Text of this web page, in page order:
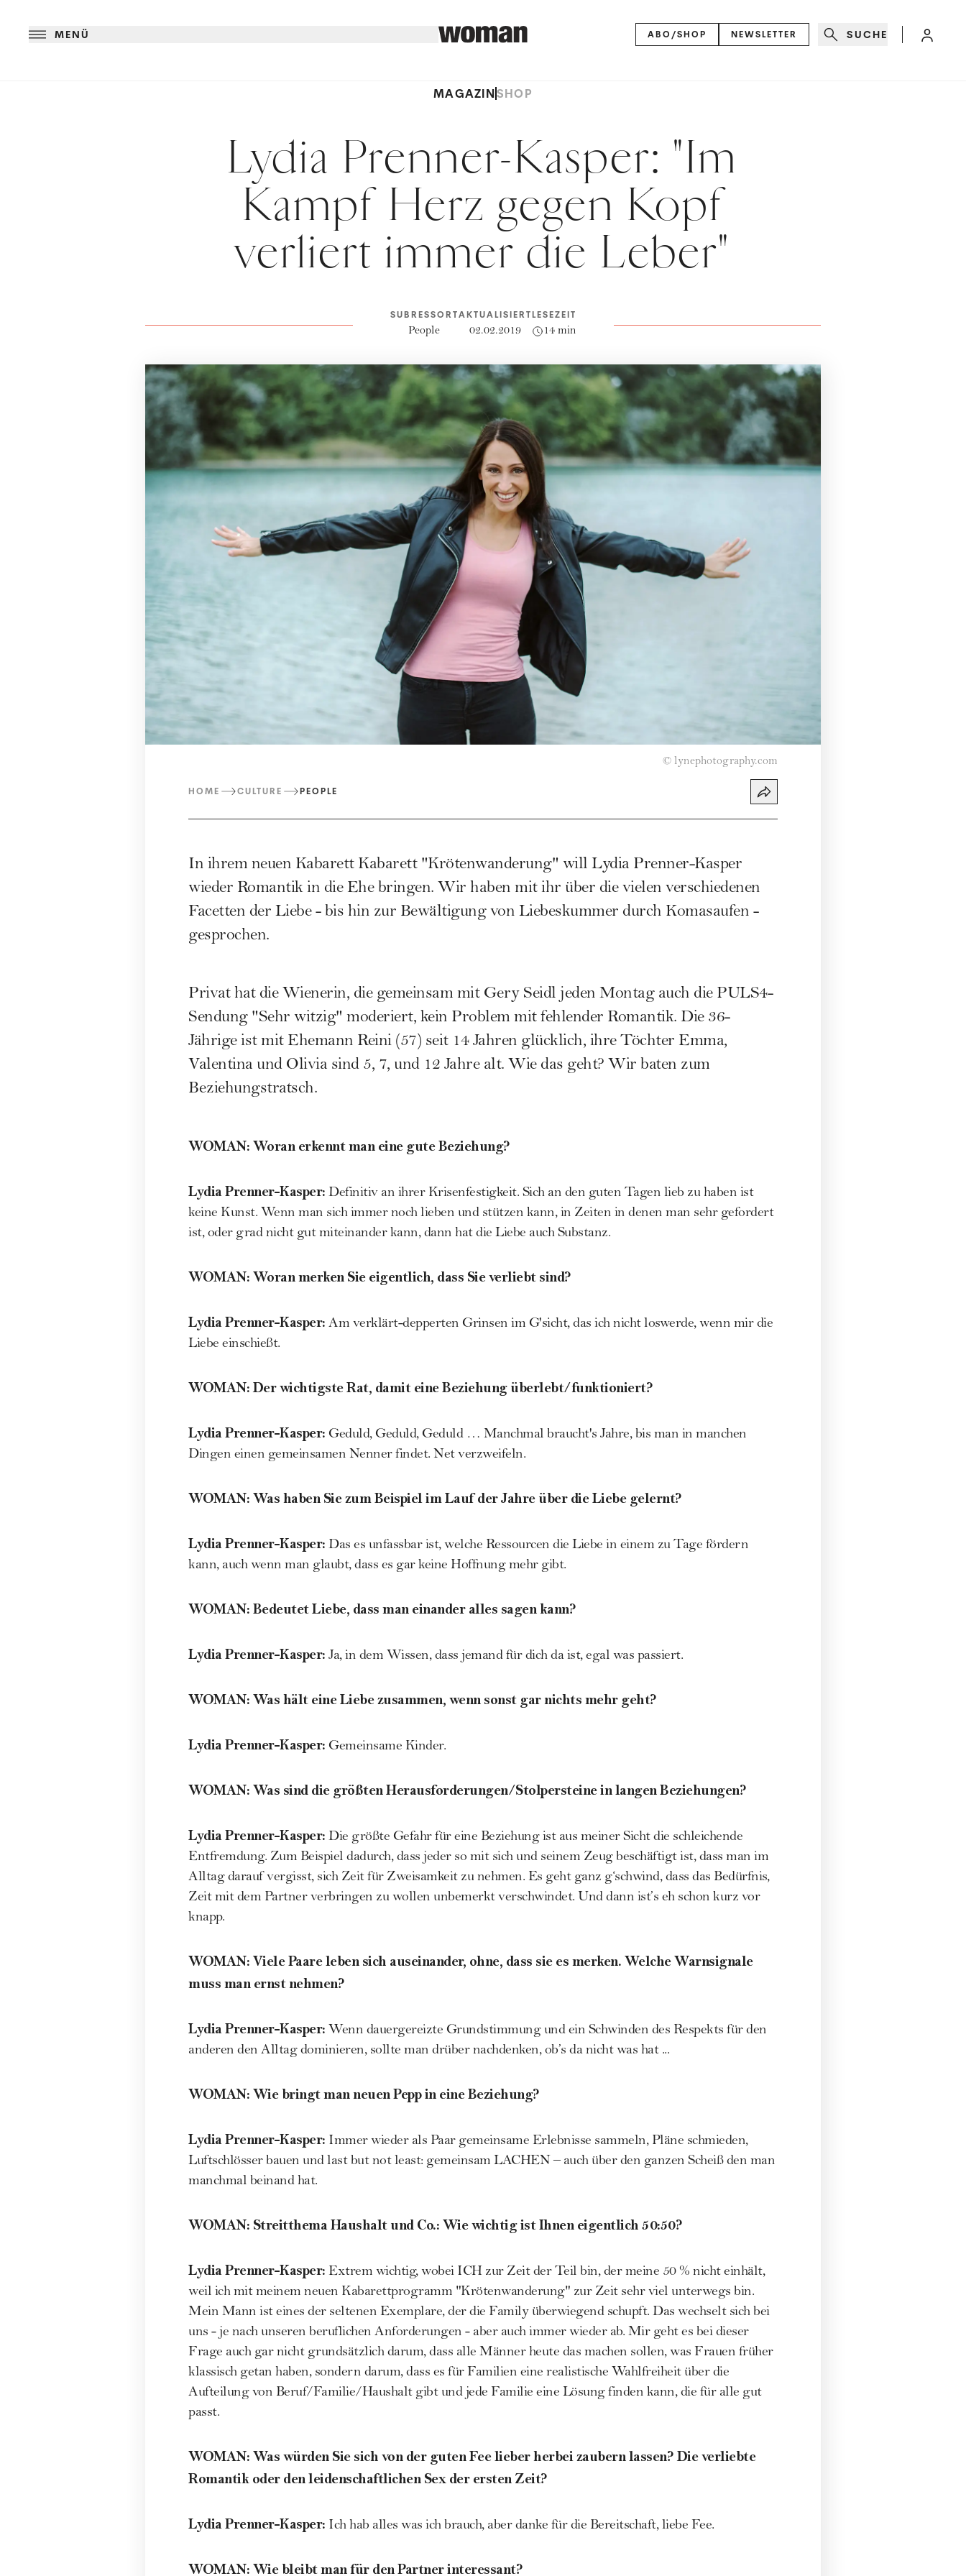
MENÜ ABO/SHOP NEWSLETTER SUCHE
MAGAZINSHOP
Lydia Prenner-Kasper: "Im
Kampf Herz gegen Kopf
verliert immer die Leber"
SUBRESSORT
People
AKTUALISIERT
02.02.2019
LESEZEIT
14 min
© lynephotography.com
HOME CULTURE PEOPLE
In ihrem neuen Kabarett Kabarett "Krötenwanderung" will Lydia Prenner-Kasper
wieder Romantik in die Ehe bringen. Wir haben mit ihr über die vielen verschiedenen
Facetten der Liebe - bis hin zur Bewältigung von Liebeskummer durch Komasaufen -
gesprochen.
Privat hat die Wienerin, die gemeinsam mit Gery Seidl jeden Montag auch die PULS4-
Sendung "Sehr witzig" moderiert, kein Problem mit fehlender Romantik. Die 36-
Jährige ist mit Ehemann Reini (57) seit 14 Jahren glücklich, ihre Töchter Emma,
Valentina und Olivia sind 5, 7, und 12 Jahre alt. Wie das geht? Wir baten zum
Beziehungstratsch.
WOMAN: Woran erkennt man eine gute Beziehung?
Lydia Prenner-Kasper: Definitiv an ihrer Krisenfestigkeit. Sich an den guten Tagen lieb zu haben ist
keine Kunst. Wenn man sich immer noch lieben und stützen kann, in Zeiten in denen man sehr gefordert
ist, oder grad nicht gut miteinander kann, dann hat die Liebe auch Substanz.
WOMAN: Woran merken Sie eigentlich, dass Sie verliebt sind?
Lydia Prenner-Kasper: Am verklärt-depperten Grinsen im G'sicht, das ich nicht loswerde, wenn mir die
Liebe einschießt.
WOMAN: Der wichtigste Rat, damit eine Beziehung überlebt/funktioniert?
Lydia Prenner-Kasper: Geduld, Geduld, Geduld … Manchmal braucht's Jahre, bis man in manchen
Dingen einen gemeinsamen Nenner findet. Net verzweifeln.
WOMAN: Was haben Sie zum Beispiel im Lauf der Jahre über die Liebe gelernt?
Lydia Prenner-Kasper: Das es unfassbar ist, welche Ressourcen die Liebe in einem zu Tage fördern
kann, auch wenn man glaubt, dass es gar keine Hoffnung mehr gibt.
WOMAN: Bedeutet Liebe, dass man einander alles sagen kann?
Lydia Prenner-Kasper: Ja, in dem Wissen, dass jemand für dich da ist, egal was passiert.
WOMAN: Was hält eine Liebe zusammen, wenn sonst gar nichts mehr geht?
Lydia Prenner-Kasper: Gemeinsame Kinder.
WOMAN: Was sind die größten Herausforderungen/Stolpersteine in langen Beziehungen?
Lydia Prenner-Kasper: Die größte Gefahr für eine Beziehung ist aus meiner Sicht die schleichende
Entfremdung. Zum Beispiel dadurch, dass jeder so mit sich und seinem Zeug beschäftigt ist, dass man im
Alltag darauf vergisst, sich Zeit für Zweisamkeit zu nehmen. Es geht ganz g‘schwind, dass das Bedürfnis,
Zeit mit dem Partner verbringen zu wollen unbemerkt verschwindet. Und dann ist’s eh schon kurz vor
knapp.
WOMAN: Viele Paare leben sich auseinander, ohne, dass sie es merken. Welche Warnsignale
muss man ernst nehmen?
Lydia Prenner-Kasper: Wenn dauergereizte Grundstimmung und ein Schwinden des Respekts für den
anderen den Alltag dominieren, sollte man drüber nachdenken, ob’s da nicht was hat ...
WOMAN: Wie bringt man neuen Pepp in eine Beziehung?
Lydia Prenner-Kasper: Immer wieder als Paar gemeinsame Erlebnisse sammeln, Pläne schmieden,
Luftschlösser bauen und last but not least: gemeinsam LACHEN – auch über den ganzen Scheiß den man
manchmal beinand hat.
WOMAN: Streitthema Haushalt und Co.: Wie wichtig ist Ihnen eigentlich 50:50?
Lydia Prenner-Kasper: Extrem wichtig, wobei ICH zur Zeit der Teil bin, der meine 50 % nicht einhält,
weil ich mit meinem neuen Kabarettprogramm "Krötenwanderung" zur Zeit sehr viel unterwegs bin.
Mein Mann ist eines der seltenen Exemplare, der die Family überwiegend schupft. Das wechselt sich bei
uns - je nach unseren beruflichen Anforderungen - aber auch immer wieder ab. Mir geht es bei dieser
Frage auch gar nicht grundsätzlich darum, dass alle Männer heute das machen sollen, was Frauen früher
klassisch getan haben, sondern darum, dass es für Familien eine realistische Wahlfreiheit über die
Aufteilung von Beruf/Familie/Haushalt gibt und jede Familie eine Lösung finden kann, die für alle gut
passt.
WOMAN: Was würden Sie sich von der guten Fee lieber herbei zaubern lassen? Die verliebte
Romantik oder den leidenschaftlichen Sex der ersten Zeit?
Lydia Prenner-Kasper: Ich hab alles was ich brauch, aber danke für die Bereitschaft, liebe Fee.
WOMAN: Wie bleibt man für den Partner interessant?